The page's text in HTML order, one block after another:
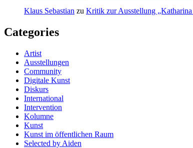
Klaus Sebastian zu Kritik zur Ausstellung
Categories
Artist
Ausstellungen
Community
Digitale Kunst
Diskurs
International
Intervention
Kolumne
Kunst
Kunst im öffentlichen Raum
Selected by Aiden